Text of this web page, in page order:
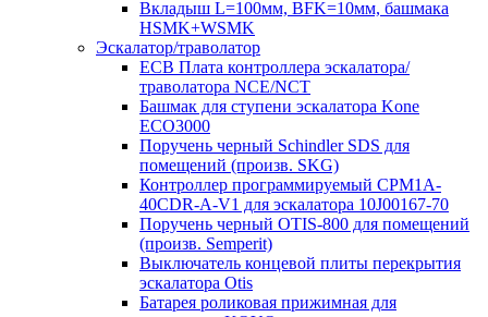
Вкладыш L=100мм, BFK=10мм, башмака
HSMK+WSMK
Эскалатор/траволатор
ECB Плата контроллера эскалатора/
траволатора NCE/NCT
Башмак для ступени эскалатора Kone
ECO3000
Поручень черный Schindler SDS для
помещений (произв. SKG)
Контроллер программируемый CPM1A-
40CDR-A-V1 для эскалатора 10J00167-70
Поручень черный OTIS-800 для помещений
(произв. Semperit)
Выключатель концевой плиты перекрытия
эскалатора Otis
Батарея роликовая прижимная для